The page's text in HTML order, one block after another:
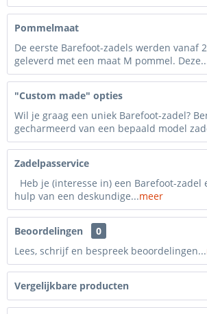
Pommelmaat
De eerste Barefoot-zadels werden vanaf
geleverd met een maat M pommel.
"Custom made" opties
Wil je graag een uniek Barefoot-zadel?
gecharmeerd van een bepaald model
Zadelpasservice
Heb je (interesse in) een Barefoot-zadel
hulp van een deskundige...meer
Beoordelingen
0
Lees, schrijf en bespreek beoordelingen...
Vergelijkbare producten